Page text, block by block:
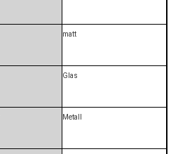
matt
Glas
Metall